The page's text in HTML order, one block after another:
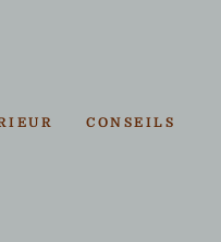
CONSEILS